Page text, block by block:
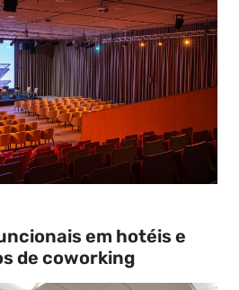
em hotéis e
de coworking